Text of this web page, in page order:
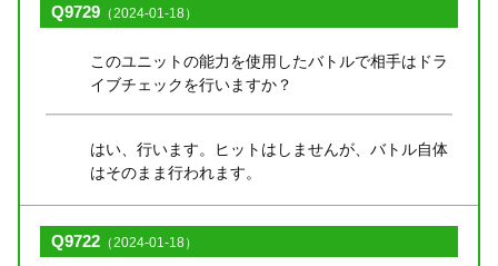
Q9729 （2024-01-18）
このユニットの能力を使用したバトルで相手はドラ
イブチェックを行いますか？
はい、行います。ヒットはしませんが、バトル自体
はそのまま行われます。
Q9722 （2024-01-18）